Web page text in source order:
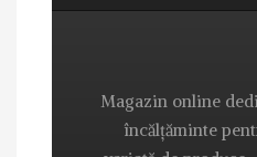
Magazin online
încălțăminte